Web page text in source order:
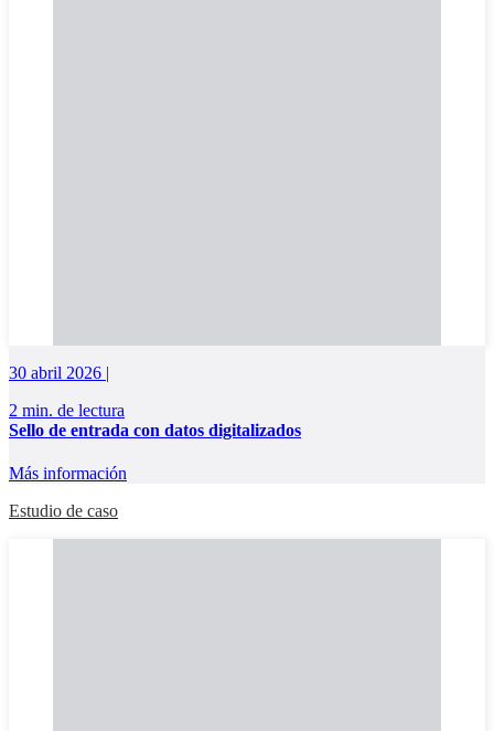
30 abril 2026 |
2 min. de lectura
Sello de entrada con datos digitalizados
Más información
Estudio de caso